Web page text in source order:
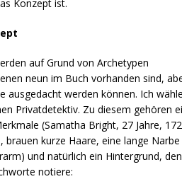
Konzept ist.
auf Grund von Archetypen
neun im Buch vorhanden sind,
ausgedacht werden können. Ich
Privatdetektiv. Zu diesem gehören
(Samatha Bright, 27 Jahre,
brauen kurze Haare, eine lange
und natürlich ein Hintergrund,
notiere: